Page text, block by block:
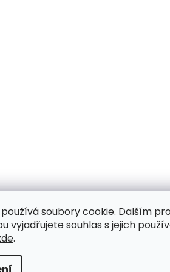
soubory cookie. Dalším
vyjadřujete souhlas s jejich
.